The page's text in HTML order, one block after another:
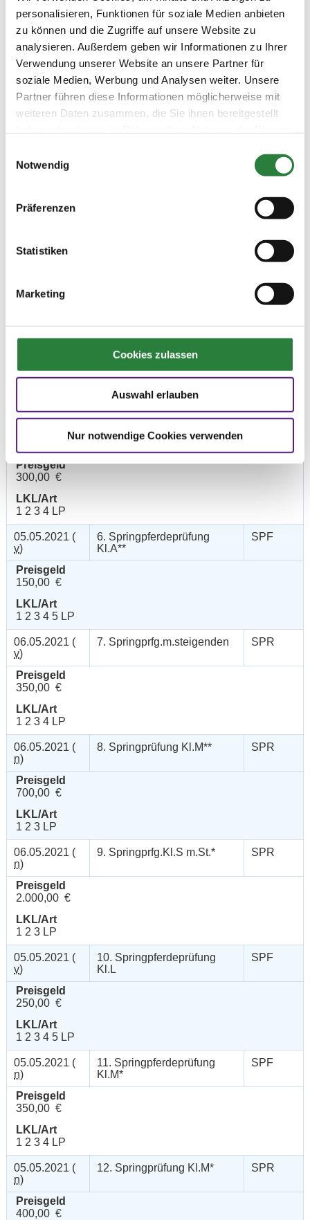
personalisieren, Funktionen für soziale Medien anbieten
zu können und die Zugriffe auf unsere Website zu
analysieren. Außerdem geben wir Informationen zu Ihrer
Verwendung unserer Website an unsere Partner für
soziale Medien, Werbung und Analysen weiter. Unsere
Partner führen diese Informationen möglicherweise mit
weiteren Daten zusammen, die Sie ihnen bereitgestellt
Notwendig
Präferenzen
Statistiken
Marketing
Cookies zulassen
Auswahl erlauben
Nur notwendige Cookies verwenden
05.05.2021 (
v
1. Dressurprüfung Kl.M** DRE
Preisgeld
500,00 €
LKL/Art
1 2 3 4 LP
05.05.2021 (
2. Dressurprüfung Kl.S* DRE
750,00 €
DPF
Preisgeld
LKL/Art
1 2 3 4 5 LP
06.05.2021 (
v)
4. Dressurpferdeprfg.Kl.L DPF
200,00 €
06.05.2021 (
5. Dressurpferdeprfg. Kl.M
Preisgeld
300,00 €
LKL/Art
1 2 3 4 LP
05.05.2021 (
v)
6. Springpferdeprüfung
Kl.A**
SPF
Preisgeld
150,00 €
LKL/Art
1 2 3 4 5 LP
06.05.2021 (
v)
7. Springprfg.m.steigenden SPR
Preisgeld
350,00 €
LKL/Art
1 2 3 4 LP
06.05.2021 (
n)
8. Springprüfung Kl.M** SPR
Preisgeld
700,00 €
LKL/Art
1 2 3 LP
06.05.2021 (
n)
9. Springprfg.Kl.S m.St.* SPR
Preisgeld
2.000,00 €
LKL/Art
1 2 3 LP
05.05.2021 (
v)
10. Springpferdeprüfung
Kl.L
SPF
Preisgeld
250,00 €
LKL/Art
1 2 3 4 5 LP
05.05.2021 (
n)
11. Springpferdeprüfung
Kl.M*
SPF
Preisgeld
350,00 €
LKL/Art
1 2 3 4 LP
05.05.2021 (
n)
12. Springprüfung Kl.M* SPR
Preisgeld
400,00 €